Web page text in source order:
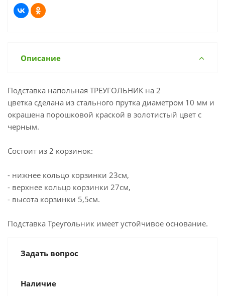
Описание
Подставка напольная ТРЕУГОЛЬНИК на 2
цветка сделана из стального прутка диаметром 10 мм и
окрашена порошковой краской в золотистый цвет с
черным.
Состоит из 2 корзинок:
- нижнее кольцо корзинки 23см,
- верхнее кольцо корзинки 27см,
- высота корзинки 5,5см.
Подставка Треугольник имеет устойчивое основание.
Задать вопрос
Наличие